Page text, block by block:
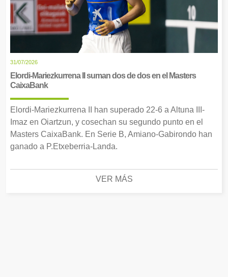
31/07/2026
Elordi-Mariezkurrena II suman dos de dos en el Masters
CaixaBank
Elordi-Mariezkurrena II han superado 22-6 a Altuna III-
Imaz en Oiartzun, y cosechan su segundo punto en el
Masters CaixaBank. En Serie B, Amiano-Gabirondo han
ganado a P.Etxeberria-Landa.
VER MÁS